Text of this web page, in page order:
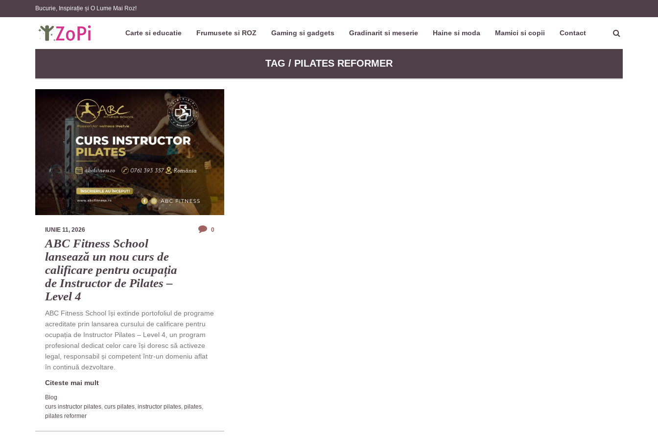
Bucurie, Inspirație și O Lume Mai Roz!
Carte si educatie Frumusete si ROZ Gaming si gadgets Gradinarit si meserie Haine si moda Mamici si copii Contact
TAG / PILATES REFORMER
IUNIE 11, 2026 0
ABC Fitness School
lansează un nou curs de
calificare pentru ocupația
de Instructor de Pilates –
Level 4
ABC Fitness School își extinde portofoliul de programe
acreditate prin lansarea cursului de calificare pentru
ocupația de Instructor Pilates – Level 4, un program
profesional dedicat celor care își doresc să activeze
legal, responsabil și competent într-un domeniu aflat
în continuă dezvoltare.
Citeste mai mult
Blog
curs instructor pilates, curs pilates, instructor pilates, pilates,
pilates reformer